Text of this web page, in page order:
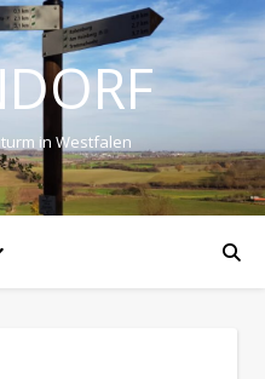
in Westfalen